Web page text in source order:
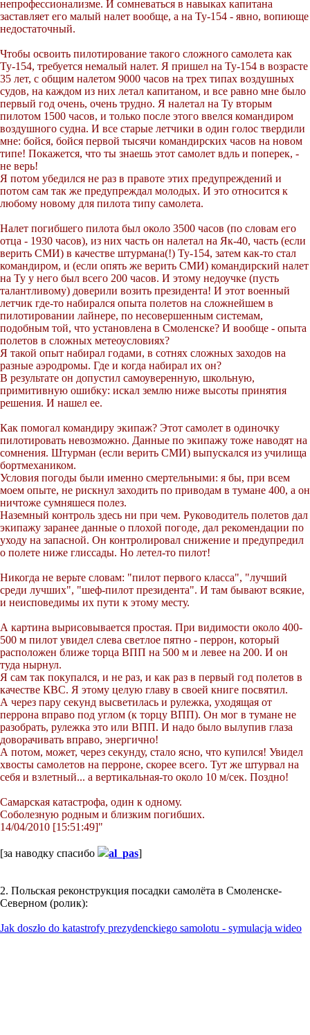
непрофессионализме. И сомневаться в навыках капитана
заставляет его малый налет вообще, а на Ту-154 - явно, вопиюще
недостаточный.
Чтобы освоить пилотирование такого сложного самолета как
Ту-154, требуется немалый налет. Я пришел на Ту-154 в возрасте
35 лет, с общим налетом 9000 часов на трех типах воздушных
судов, на каждом из них летал капитаном, и все равно мне было
первый год очень, очень трудно. Я налетал на Ту вторым
пилотом 1500 часов, и только после этого ввелся командиром
воздушного судна. И все старые летчики в один голос твердили
мне: бойся, бойся первой тысячи командирских часов на новом
типе! Покажется, что ты знаешь этот самолет вдль и поперек, -
не верь!
Я потом убедился не раз в правоте этих предупреждений и
потом сам так же предупреждал молодых. И это относится к
любому новому для пилота типу самолета.
Налет погибшего пилота был около 3500 часов (по словам его
отца - 1930 часов), из них часть он налетал на Як-40, часть (если
верить СМИ) в качестве штурмана(!) Ту-154, затем как-то стал
командиром, и (если опять же верить СМИ) командирский налет
на Ту у него был всего 200 часов. И этому недоучке (пусть
талантливому) доверили возить президента! И этот военный
летчик где-то набирался опыта полетов на сложнейшем в
пилотировании лайнере, по несовершенным системам,
подобным той, что установлена в Смоленске? И вообще - опыта
полетов в сложных метеоусловиях?
Я такой опыт набирал годами, в сотнях сложных заходов на
разные аэродромы. Где и когда набирал их он?
В результате он допустил самоуверенную, школьную,
примитивную ошибку: искал землю ниже высоты принятия
решения. И нашел ее.
Как помогал командиру экипаж? Этот самолет в одиночку
пилотировать невозможно. Данные по экипажу тоже наводят на
сомнения. Штурман (если верить СМИ) выпускался из училища
бортмехаником.
Условия погоды были именно смертельными: я бы, при всем
моем опыте, не рискнул заходить по приводам в тумане 400, а он
ничтоже сумняшеся полез.
Наземный контроль здесь ни при чем. Руководитель полетов дал
экипажу заранее данные о плохой погоде, дал рекомендации по
уходу на запасной. Он контролировал снижение и предупредил
о полете ниже глиссады. Но летел-то пилот!
Никогда не верьте словам: "пилот первого класса", "лучший
среди лучших", "шеф-пилот президента". И там бывают всякие,
и неисповедимы их пути к этому месту.
А картина вырисовывается простая. При видимости около 400-
500 м пилот увидел слева светлое пятно - перрон, который
расположен ближе торца ВПП на 500 м и левее на 200. И он
туда нырнул.
Я сам так покупался, и не раз, и как раз в первый год полетов в
качестве КВС. Я этому целую главу в своей книге посвятил.
А через пару секунд высветилась и рулежка, уходящая от
перрона вправо под углом (к торцу ВПП). Он мог в тумане не
разобрать, рулежка это или ВПП. И надо было вылупив глаза
доворачивать вправо, энергично!
А потом, может, через секунду, стало ясно, что купился! Увидел
хвосты самолетов на перроне, скорее всего. Тут же штурвал на
себя и взлетный... а вертикальная-то около 10 м/сек. Поздно!
Самарская катастрофа, один к одному.
Соболезную родным и близким погибших.
14/04/2010 [15:51:49]"
[за наводку спасибо al_pas]
2. Польская реконструкция посадки самолёта в Смоленске-
Северном (ролик):
Jak doszło do katastrofy prezydenckiego samolotu - symulacja wideo